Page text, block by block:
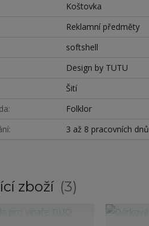
Koštovka
Reklamní předměty
softshell
Design by TUTU
Šití
Folklor
3 až 8 pracovních dnů
zboží 3